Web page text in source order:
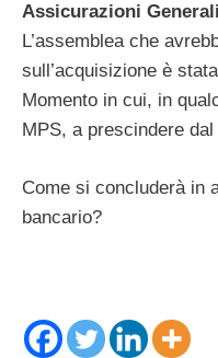
Assicurazioni Generali
L’assemblea che
sull’acquisizione è
Momento in cui, in
MPS, a prescindere
Come si concluderà in
bancario?